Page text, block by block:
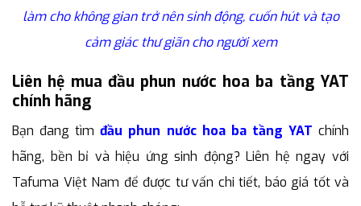
làm cho không gian trở nên sinh động, cuốn hút và tạo
cảm giác thư giãn cho người xem
Liên hệ mua đầu phun nước hoa ba tầng YAT
chính hãng
Bạn đang tìmđầu phun nước hoa ba tầng YAT chính
hãng, bền bỉ và hiệu ứng sinh động? Liên hệ ngay với
Tafuma Việt Nam để được tư vấn chi tiết, báo giá tốt và